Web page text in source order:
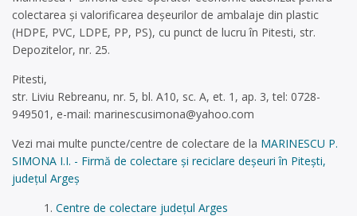
colectarea și valorificarea deșeurilor de ambalaje din plastic
(HDPE, PVC, LDPE, PP, PS), cu punct de lucru în Pitesti, str.
Depozitelor, nr. 25.
Pitesti,
str. Liviu Rebreanu, nr. 5, bl. A10, sc. A, et. 1, ap. 3, tel: 0728-
949501, e-mail: marinescusimona@yahoo.com
Vezi mai multe puncte/centre de colectare de la MARINESCU P.
SIMONA I.I. - Firmă de colectare și reciclare deșeuri în Pitești,
județul Argeș
Centre de colectare județul Arges